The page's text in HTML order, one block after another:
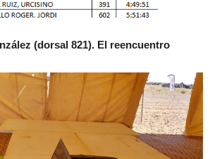
(dorsal 821). El reencuentro